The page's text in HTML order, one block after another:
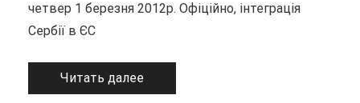
четвер 1 березня 2012р. Офіційно, інтеграція
Сербії в ЄС
Читать далее